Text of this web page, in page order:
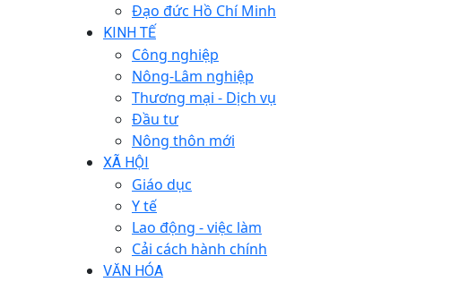
Đạo đức Hồ Chí Minh
KINH TẾ
Công nghiệp
Nông-Lâm nghiệp
Thương mại - Dịch vụ
Đầu tư
Nông thôn mới
XÃ HỘI
Giáo dục
Y tế
Lao động - việc làm
Cải cách hành chính
VĂN HÓA